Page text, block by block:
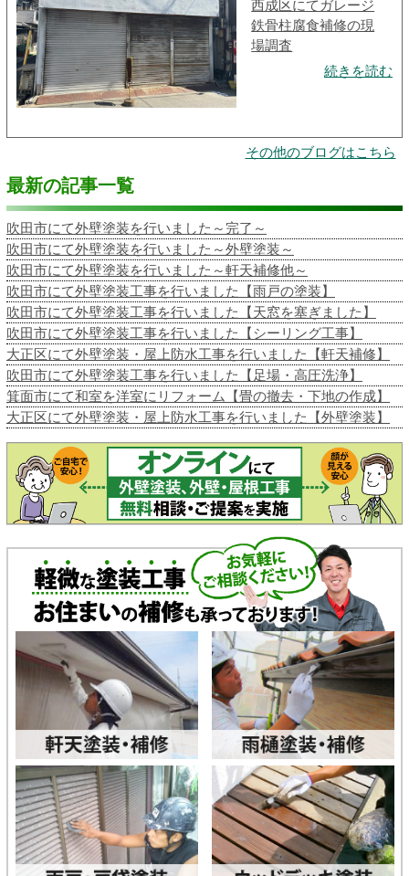
西成区にてガレージ
鉄骨柱腐食補修の現
場調査
続きを読む
その他のブログはこちら
最新の記事一覧
吹田市にて外壁塗装を行いました～完了～
吹田市にて外壁塗装を行いました～外壁塗装～
吹田市にて外壁塗装を行いました～軒天補修他～
吹田市にて外壁塗装工事を行いました【雨戸の塗装】
吹田市にて外壁塗装工事を行いました【天窓を塞ぎました】
吹田市にて外壁塗装工事を行いました【シーリング工事】
大正区にて外壁塗装・屋上防水工事を行いました【軒天補修】
吹田市にて外壁塗装工事を行いました【足場・高圧洗浄】
箕面市にて和室を洋室にリフォーム【畳の撤去・下地の作成】
大正区にて外壁塗装・屋上防水工事を行いました【外壁塗装】